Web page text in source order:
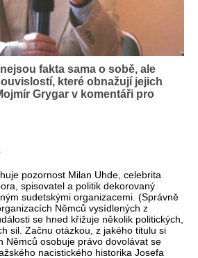
fakta sama o sobě, ale
které obnažují jejich
Grygar v komentáři pro
pozornost Milan Uhde, celebrita
spisovatel a politik dekorovaný
sudetskými organizacemi. (Správně
Němců vysídlených z
se hned křižuje několik politických,
sil. Začnu otázkou, z jakého titulu si
Němců osobuje právo dovolávat se
nacistického historika Josefa